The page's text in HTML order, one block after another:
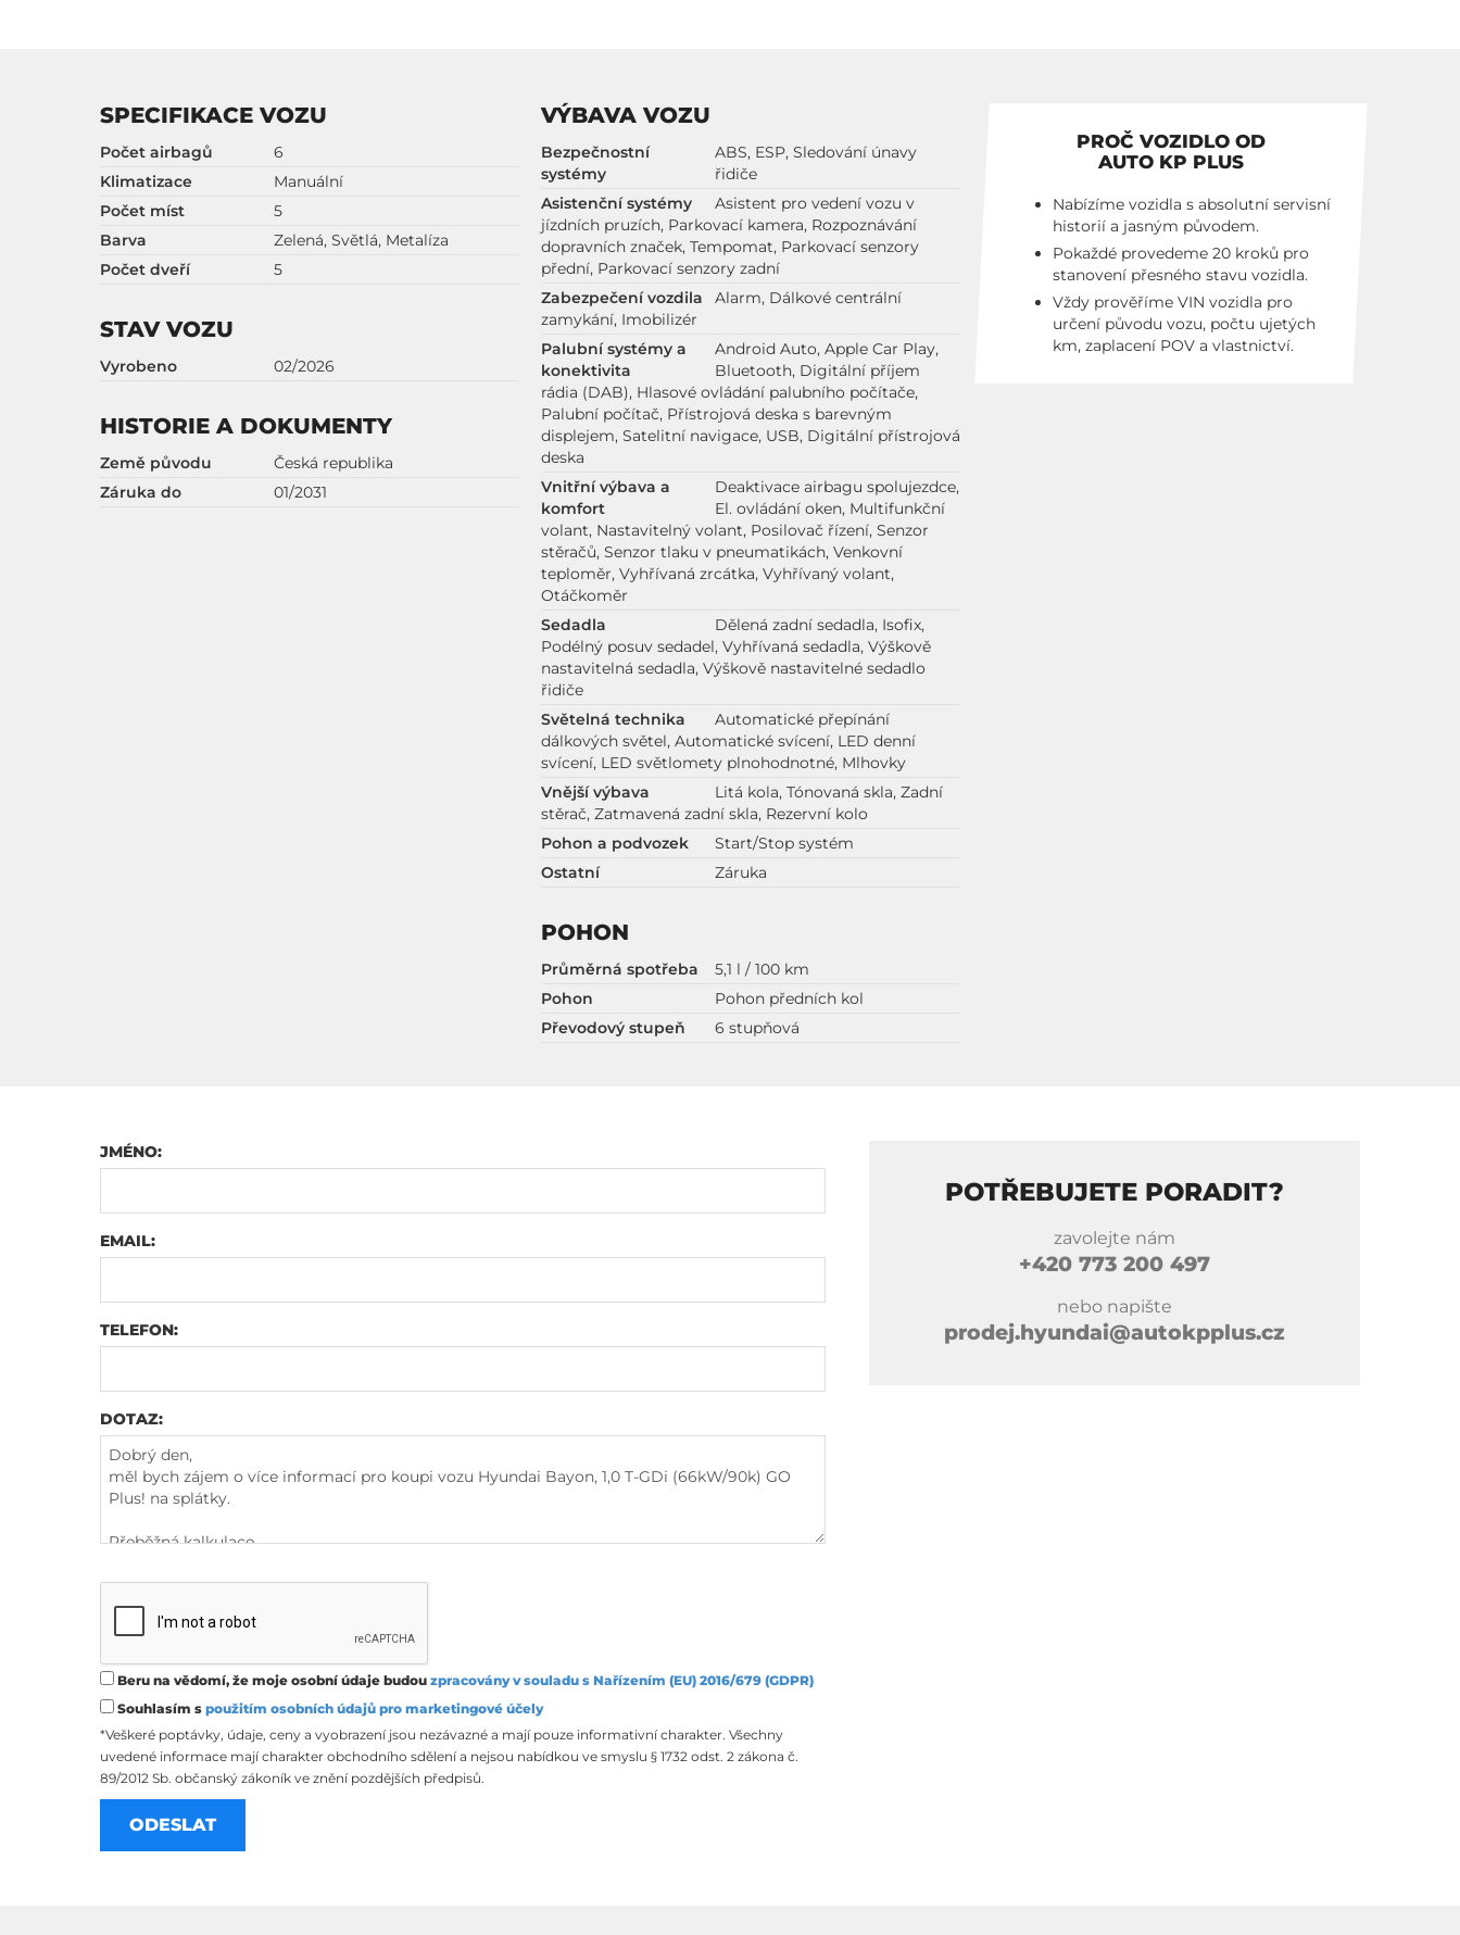
SPECIFIKACE VOZU
Počet airbagů
6
Klimatizace
Manuální
Počet míst
5
Barva
Zelená, Světlá, Metalíza
Počet dveří
5
STAV VOZU
Vyrobeno 02/2026
HISTORIE A DOKUMENTY
Země původu
Česká republika
Záruka do
01/2031
VÝBAVA VOZU
Bezpečnostní
systémy
ABS, ESP, Sledování únavy
řidiče
Asistenční systémy
Asistent pro vedení vozu v
jízdních pruzích, Parkovací kamera, Rozpoznávání
dopravních značek, Tempomat, Parkovací senzory
přední, Parkovací senzory zadní
Zabezpečení vozdila
Alarm, Dálkové centrální
zamykání, Imobilizér
Palubní systémy a
konektivita
Android Auto, Apple Car Play,
Bluetooth, Digitální příjem
rádia (DAB), Hlasové ovládání palubního počítače,
Palubní počítač, Přístrojová deska s barevným
displejem, Satelitní navigace, USB, Digitální přístrojová
deska
Vnitřní výbava a
komfort
Deaktivace airbagu spolujezdce,
El. ovládání oken, Multifunkční
volant, Nastavitelný volant, Posilovač řízení, Senzor
stěračů, Senzor tlaku v pneumatikách, Venkovní
teploměr, Vyhřívaná zrcátka, Vyhřívaný volant,
Otáčkoměr
Sedadla
Dělená zadní sedadla, Isofix,
Podélný posuv sedadel, Vyhřívaná sedadla, Výškově
nastavitelná sedadla, Výškově nastavitelné sedadlo
řidiče
Světelná technika
Automatické přepínání
dálkových světel, Automatické svícení, LED denní
svícení, LED světlomety plnohodnotné, Mlhovky
Vnější výbava
Litá kola, Tónovaná skla, Zadní
stěrač, Zatmavená zadní skla, Rezervní kolo
Pohon a podvozek
Start/Stop systém
Ostatní
Záruka
POHON
Průměrná spotřeba
5,1 l / 100 km
Pohon
Pohon předních kol
Převodový stupeň
6 stupňová
PROČ VOZIDLO OD
AUTO KP PLUS
Nabízíme vozidla s absolutní servisní
historií a jasným původem.
Pokaždé provedeme 20 kroků pro
stanovení přesného stavu vozidla.
Vždy prověříme VIN vozidla pro
určení původu vozu, počtu ujetých
km, zaplacení POV a vlastnictví.
JMÉNO:
EMAIL:
TELEFON:
DOTAZ:
Beru na vědomí, že moje osobní údaje budou zpracovány v souladu s Nařízením (EU) 2016/679 (GDPR)
Souhlasím s použitím osobních údajů pro marketingové účely
*Veškeré poptávky, údaje, ceny a vyobrazení jsou nezávazné a mají pouze informativní charakter. Všechny
uvedené informace mají charakter obchodního sdělení a nejsou nabídkou ve smyslu § 1732 odst. 2 zákona č.
89/2012 Sb. občanský zákoník ve znění pozdějších předpisů.
POTŘEBUJETE PORADIT?
zavolejte nám
+420 773 200 497
nebo napište
prodej.hyundai@autokpplus.cz